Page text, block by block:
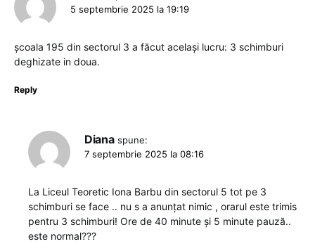
5 septembrie 2025 la 19:19
școala 195 din sectorul 3 a făcut același lucru: 3 schimburi
deghizate in doua.
Reply
Diana spune:
7 septembrie 2025 la 08:16
La Liceul Teoretic Iona Barbu din sectorul 5 tot pe 3
schimburi se face .. nu s a anunțat nimic , orarul este trimis
pentru 3 schimburi! Ore de 40 minute și 5 minute pauză..
este normal???